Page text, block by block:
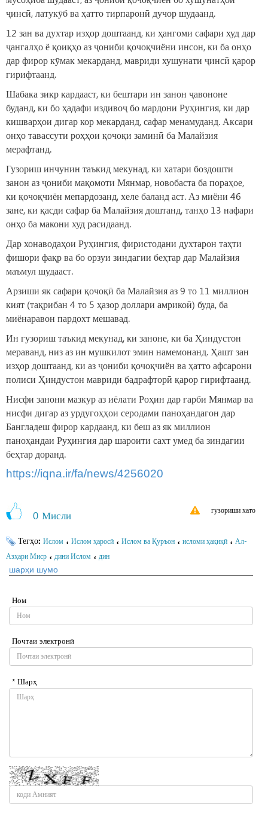
ҷинсӣ, латукӯб ва ҳатто тирпаронӣ дучор шудаанд.
12 зан ва духтар изҳор доштаанд, ки ҳангоми сафари худ дар
ҷангалҳо ё қоиқҳо аз ҷониби қочоқчиёни инсон, ки ба онҳо
дар фирор кӯмак мекарданд, мавриди хушунати ҷинсӣ қарор
гирифтаанд.
Шабака зикр кардааст, ки бештари ин занон ҷавононе
буданд, ки бо ҳадафи издивоҷ бо мардони Руҳингия, ки дар
кишварҳои дигар кор мекарданд, сафар менамуданд. Аксари
онҳо тавассути роҳҳои қочоқи заминӣ ба Малайзия
мерафтанд.
Гузориш инчунин таъкид мекунад, ки хатари боздошти
занон аз ҷониби мақомоти Мянмар, новобаста ба пораҳое,
ки қочоқчиён мепардозанд, хеле баланд аст. Аз миёни 46
зане, ки қасди сафар ба Малайзия доштанд, танҳо 13 нафари
онҳо ба макони худ расидаанд.
Дар хонаводаҳои Руҳингия, фиристодани духтарон таҳти
фишори фақр ва бо орзуи зиндагии беҳтар дар Малайзия
маъмул шудааст.
Арзиши як сафари қочоқӣ ба Малайзия аз 9 то 11 миллион
кият (тақрибан 4 то 5 ҳазор доллари амрикоӣ) буда, ба
миёнаравон пардохт мешавад.
Ин гузориш таъкид мекунад, ки заноне, ки ба Ҳиндустон
мераванд, низ аз ин мушкилот эмин намемонанд. Ҳашт зан
изҳор доштаанд, ки аз ҷониби қочоқчиён ва ҳатто афсарони
полиси Ҳиндустон мавриди бадрафторӣ қарор гирифтаанд.
Нисфи занони мазкур аз иёлати Роҳин дар ғарби Мянмар ва
нисфи дигар аз урдугоҳҳои серодами паноҳандагон дар
Бангладеш фирор кардаанд, ки беш аз як миллион
паноҳандаи Руҳингия дар шароити сахт умед ба зиндагии
беҳтар доранд.
https://iqna.ir/fa/news/4256020
0 Мисли гузориши хато
Тегҳо: Ислом ، Ислом ҳаросӣ ، Ислом ва Қуръон ، исломи ҳақиқӣ ، Ал-
Азҳари Миср ، дини Ислом ، дин
шарҳи шумо
Ном
Почтаи электронӣ
* Шарҳ